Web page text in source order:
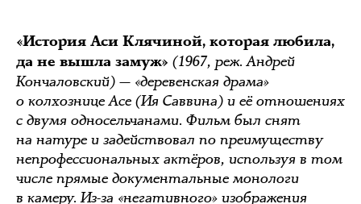
«История Аси Клячиной, которая любила,
да не вышла замуж» (1967, реж. Андрей
Кончаловский) — «деревенская драма»
о колхознице Асе (Ия Саввина) и её отношениях
с двумя односельчанами. Фильм был снят
на натуре и задействовал по преимуществу
непрофессиональных актёров, используя в том
числе прямые документальные монологи
в камеру. Из-за «негативного» изображения